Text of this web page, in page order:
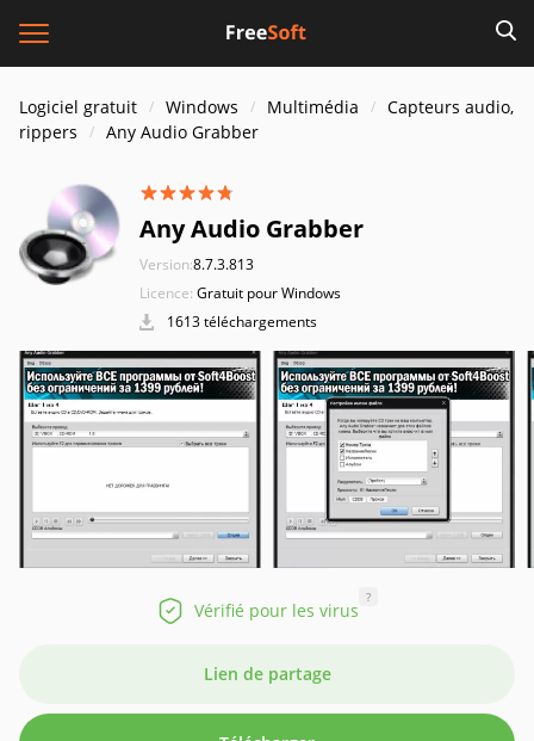
Logiciel gratuit Windows Multimédia
Capteurs audio,
rippers
Any Audio Grabber
Any Audio Grabber
Version:8.7.3.813
Licence: Gratuit pour Windows
1613 téléchargements
Vérifié pour les virus
?
Lien de partage